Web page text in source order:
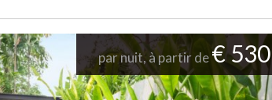
par nuit, à partir de€ 530